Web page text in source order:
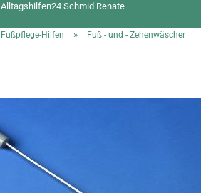
Alltagshilfen24 Schmid Renate
Fußpflege-Hilfen » Fuß - und - Zehenwäscher